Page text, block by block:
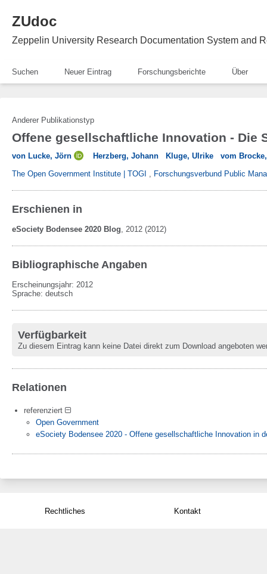
ZUdoc
Zeppelin University Research Documentation System and
Suchen Neuer Eintrag Forschungsberichte Über
Anderer Publikationstyp
Offene gesellschaftliche Innovation - Die
von Lucke, Jörn Herzberg, Johann Kluge, Ulrike vom
The Open Government Institute | TOGI , Forschungsverbund Public
Erschienen in
eSociety Bodensee 2020 Blog, 2012 (2012)
Bibliographische Angaben
Erscheinungsjahr: 2012
Sprache: deutsch
Verfügbarkeit
Zu diesem Eintrag kann keine Datei direkt zum Download angeboten
Relationen
referenziert
Open Government
eSociety Bodensee 2020 - Offene gesellschaftliche Innovation in
Rechtliches Kontakt